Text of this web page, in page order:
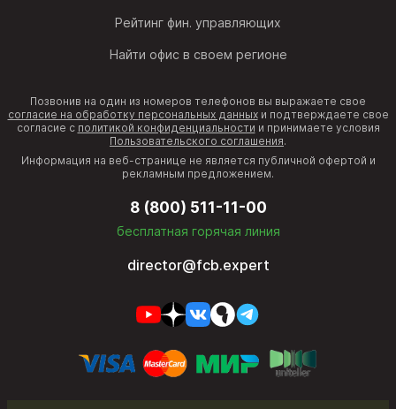
Рейтинг фин. управляющих
Найти офис в своем регионе
Позвонив на один из номеров телефонов вы выражаете свое
согласие на обработку персональных данныхи подтверждаете свое
согласие с политикой конфиденциальности и принимаете условия
Пользовательского соглашения.
Информация на веб-странице не является публичной офертой и
рекламным предложением.
8 (800) 511-11-00
бесплатная горячая линия
director@fcb.expert